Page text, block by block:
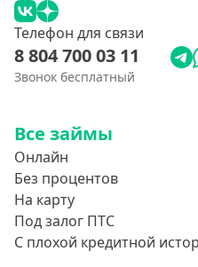
Телефон для связи
8 804 700 03 11
Звонок бесплатный
Все займы
Онлайн
Без процентов
На карту
Под залог ПТС
С плохой кредитной